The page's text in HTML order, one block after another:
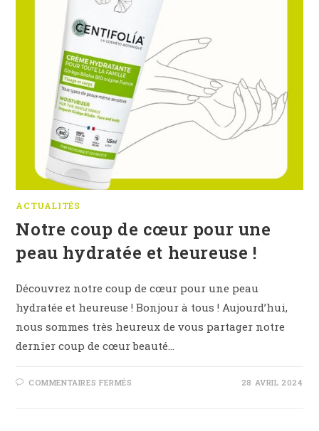
ACTUALITÉS
Notre coup de cœur pour une
peau hydratée et heureuse !
Découvrez notre coup de cœur pour une peau
hydratée et heureuse ! Bonjour à tous ! Aujourd’hui,
nous sommes très heureux de vous partager notre
dernier coup de cœur beauté…
COMMENTAIRES FERMÉS 28 AVRIL 2024